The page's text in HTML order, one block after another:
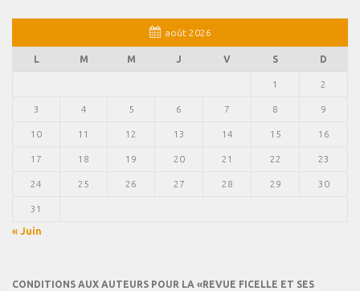
août 2026
L M M J V S D
1 2
3 4 5 6 7 8 9
10 11 12 13 14 15 16
17 18 19 20 21 22 23
24 25 26 27 28 29 30
31
« Juin
CONDITIONS AUX AUTEURS POUR LA «REVUE FICELLE ET SES